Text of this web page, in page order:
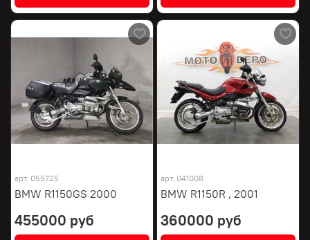
арт. 055725
BMW R1150GS 2000
455000 руб
арт. 041008
BMW R1150R , 2001
360000 руб